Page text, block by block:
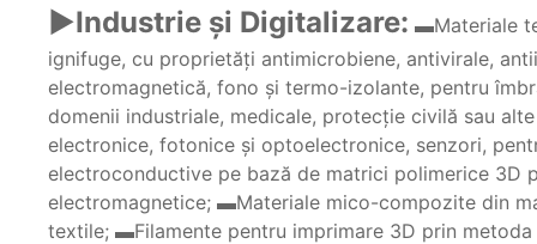
►Industrie şi Digitalizare: ▬Materiale
ignifuge, cu proprietăţi antimicrobiene, antivirale,
electromagnetică, fono şi termo-izolante, pentru
domenii industriale, medicale, protecţie civilă sau
electronice, fotonice şi optoelectronice, senzori,
electroconductive pe bază de matrici polimerice 3D
electromagnetice; ▬Materiale mico-compozite din
textile; ▬Filamente pentru imprimare 3D prin